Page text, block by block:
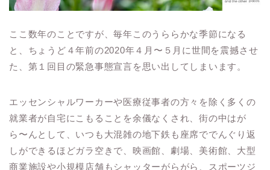
ここ数年のことですが、毎年このうららかな季節になる
と、ちょうど４年前の2020年４月〜５月に世間を震撼させ
た、第１回目の緊急事態宣言を思い出してしまいます。
エッセンシャルワーカーや医療従事者の方々を除く多くの
就業者が自宅にこもることを余儀なくされ、街の中はが
ら〜んとして、いつも大混雑の地下鉄も座席ででんぐり返
しができるほどガラ空きで、映画館、劇場、美術館、大型
商業施設や小規模店舗もシャッターがらがら、スポーツジ